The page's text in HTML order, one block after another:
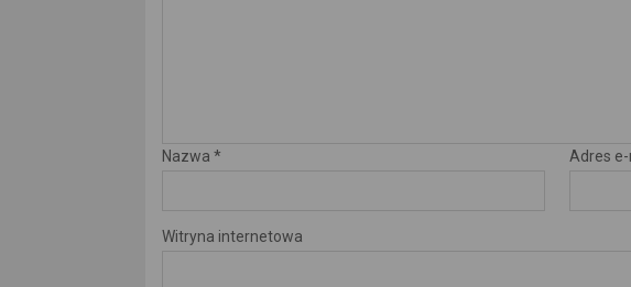
Nazwa * Adres e-
Witryna internetowa